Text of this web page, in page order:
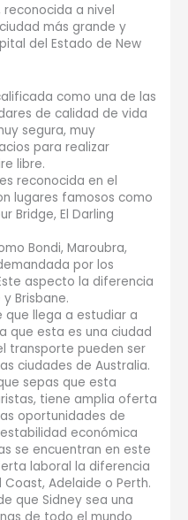
reconocida a nivel
más grande y
del Estado de New
como una de las
de calidad de vida
segura, muy
para realizar
libre.
reconocida en el
lugares famosos como
Bridge, El Darling
Bondi, Maroubra,
por los
aspecto la diferencia
Brisbane.
que llega a estudiar a
que esta es una ciudad
transporte pueden ser
ciudades de Australia.
sepas que esta
tiene amplia oferta
oportunidades de
económica
se encuentran en este
laboral la diferencia
Adelaide o Perth.
que Sidney sea una